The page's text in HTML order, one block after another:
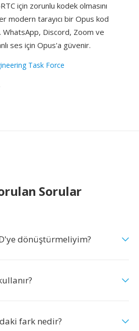
için zorunlu kodek olmasını
modern tarayıcı bir Opus kod
Discord, Zoom ve
ses için Opus'a güvenir.
Task Force
Sorular
dönüştürmeliyim?
fark nedir?